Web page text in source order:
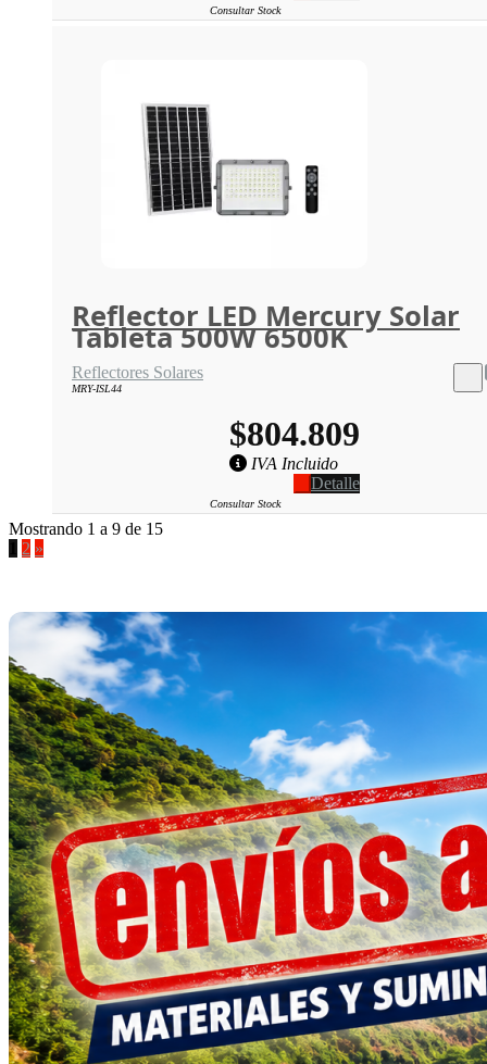
Consultar Stock
Reflector LED Mercury Solar
Tableta 500W 6500K
Reflectores Solares
MRY-ISL44
$804.809
IVA Incluido
Detalle
Consultar Stock
Mostrando 1 a 9 de 15
2 »